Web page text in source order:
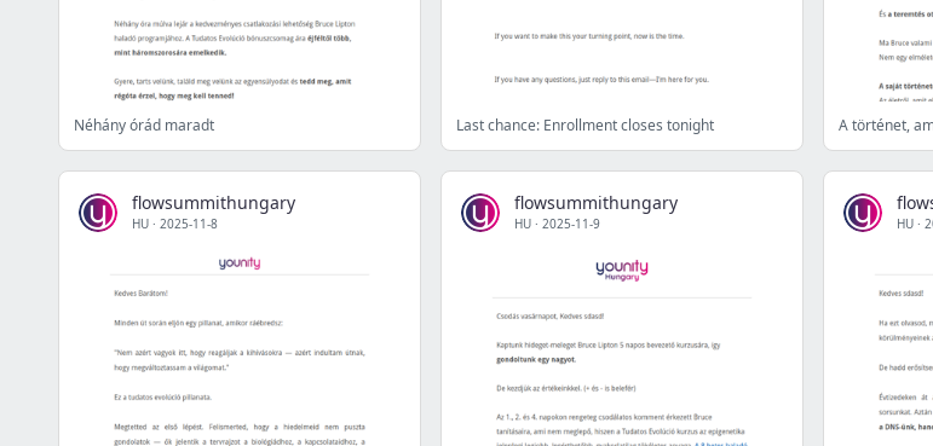
Néhány órád maradt Last chance: Enrollment closes tonight A történet,
flowsummithungary
HU · 2025-11-8
flowsummithungary
HU · 2025-11-9 HU ·